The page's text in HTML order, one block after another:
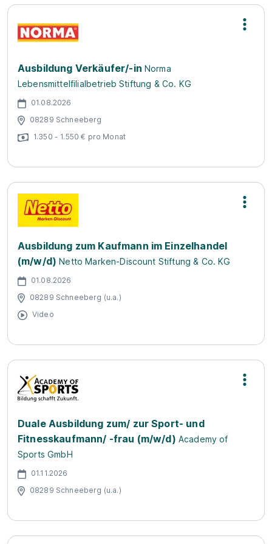
Ausbildung Verkäufer/-in Norma
Lebensmittelfilialbetrieb Stiftung & Co. KG
01.08.2026
08289 Schneeberg
1.350 - 1.550 € pro Monat
Ausbildung zum Kaufmann im Einzelhandel
(m/w/d) Netto Marken-Discount Stiftung & Co. KG
01.08.2026
08289 Schneeberg (u.a.)
Video
Duale Ausbildung zum/ zur Sport- und
Fitnesskaufmann/ -frau (m/w/d) Academy of
Sports GmbH
01.11.2026
08289 Schneeberg (u.a.)